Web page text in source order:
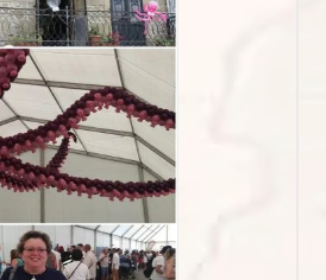
¡A Festa do Polbo llega en
lancha a Mugardos!
España